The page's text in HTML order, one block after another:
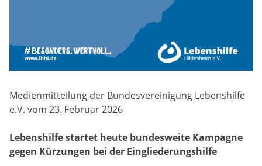
Medienmitteilung der Bundesvereinigung Lebenshilfe
e.V. vom 23. Februar 2026
Lebenshilfe startet heute bundesweite Kampagne
gegen Kürzungen bei der Eingliederungshilfe